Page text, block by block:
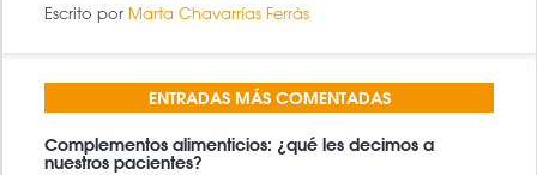
Escrito por Marta Chavarrías Ferràs
ENTRADAS MÁS COMENTADAS
Complementos alimenticios: ¿qué les decimos a
nuestros pacientes?